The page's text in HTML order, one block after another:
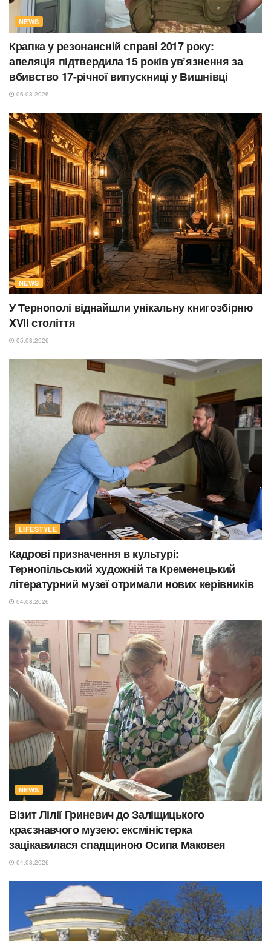
NEWS
Крапка у резонансній справі 2017 року:
апеляція підтвердила 15 років ув’язнення за
вбивство 17-річної випускниці у Вишнівці
06.08.2026
NEWS
У Тернополі віднайшли унікальну книгозбірню
XVII століття
05.08.2026
LIFESTYLE
Кадрові призначення в культурі:
Тернопільський художній та Кременецький
літературний музеї отримали нових керівників
04.08.2026
NEWS
Візит Лілії Гриневич до Заліщицького
краєзнавчого музею: ексміністерка
зацікавилася спадщиною Осипа Маковея
04.08.2026